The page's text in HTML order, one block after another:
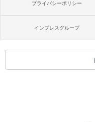
プライバシーポリシー
インプレスグループ